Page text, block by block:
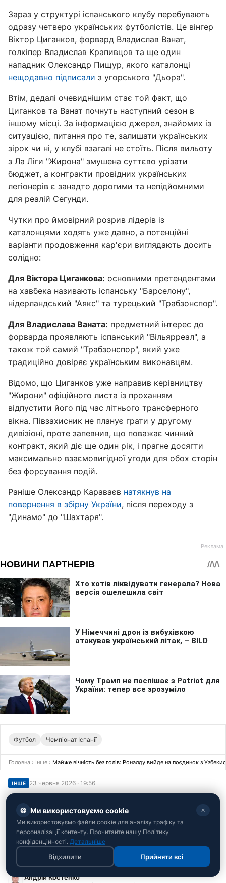
Зараз у структурі іспанського клубу перебувають
одразу четверо українських футболістів. Це вінгер
Віктор Циганков, форвард Владислав Ванат,
голкіпер Владислав Крапивцов та ще один
нападник Олександр Пищур, якого каталонці
нещодавно підписали з угорського "Дьора".
Втім, дедалі очевиднішим стає той факт, що
Циганков та Ванат почнуть наступний сезон в
іншому місці. За інформацією джерел, знайомих із
ситуацією, питання про те, залишати українських
зірок чи ні, у клубі взагалі не стоїть. Після вильоту
з Ла Ліги "Жирона" змушена суттєво урізати
бюджет, а контракти провідних українських
легіонерів є занадто дорогими та непідйомними
для реалій Сегунди.
Чутки про ймовірний розрив лідерів із
каталонцями ходять уже давно, а потенційні
варіанти продовження кар'єри виглядають досить
солідно:
Для Віктора Циганкова: основними претендентами
на хавбека називають іспанську "Барселону",
нідерландський "Аякс" та турецький "Трабзонспор".
Для Владислава Ваната: предметний інтерес до
форварда проявляють іспанський "Вільярреал", а
також той самий "Трабзонспор", який уже
традиційно довіряє українським виконавцям.
Відомо, що Циганков уже направив керівництву
"Жирони" офіційного листа із проханням
відпустити його під час літнього трансферного
вікна. Півзахисник не планує грати у другому
дивізіоні, проте запевнив, що поважає чинний
контракт, який діє ще один рік, і прагне досягти
максимально взаємовигідної угоди для обох сторін
без форсування подій.
Раніше Олександр Караваєв натякнув на
повернення в збірну України, після переходу з
"Динамо" до "Шахтаря".
Футбол Чемпіонат Іспанії
Головна › Інше › Майже вічність без голів: Роналду вийде на поєдинок з
ІНШЕ 23 червня 2026 · 19:56
Майже вічність без голів: Роналду
вийде на поєдинок з Узбекистаном з
ганебним багажем
Легендарний португалець має катастрофічну серію на
великих турнірах
Андрій Костенко
🍪 Ми використовуємо cookie ✕
Ми використовуємо файли cookie для аналізу трафіку та
персоналізації контенту. Прочитайте нашу Політику
конфіденційності. Детальніше
Відхилити Прийняти всі